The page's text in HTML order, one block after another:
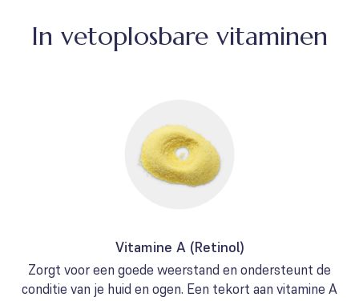
In vetoplosbare vitaminen
Vitamine A (Retinol)
Zorgt voor een goede weerstand en ondersteunt de
conditie van je huid en ogen. Een tekort aan vitamine A